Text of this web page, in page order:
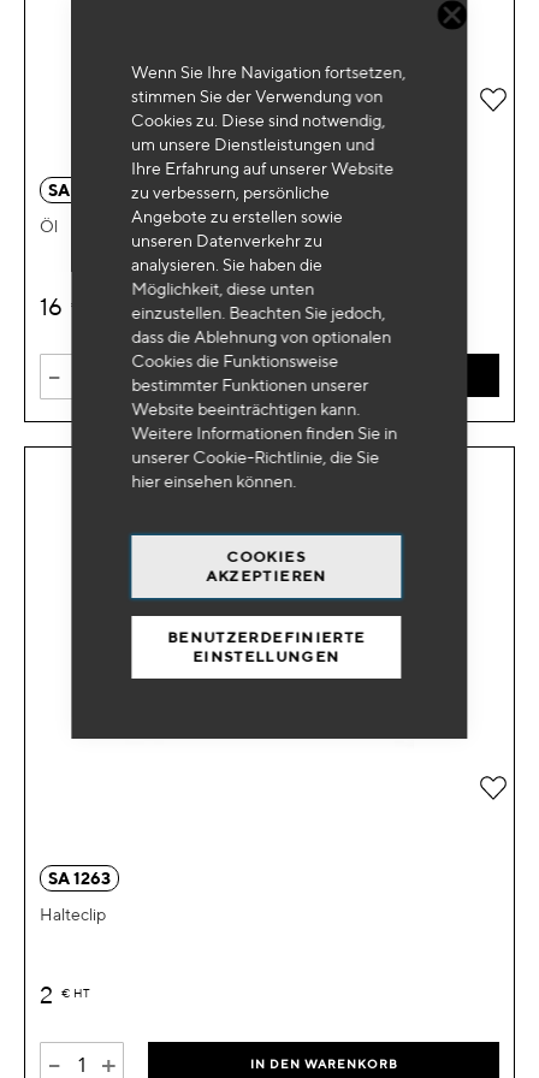
Wenn Sie Ihre Navigation fortsetzen,
stimmen Sie der Verwendung von
Cookies zu. Diese sind notwendig,
um unsere Dienstleistungen und
Ihre Erfahrung auf unserer Website
zu verbessern, persönliche
Angebote zu erstellen sowie
unseren Datenverkehr zu
analysieren. Sie haben die
Möglichkeit, diese unten
einzustellen. Beachten Sie jedoch,
dass die Ablehnung von optionalen
Cookies die Funktionsweise
bestimmter Funktionen unserer
Website beeinträchtigen kann.
Weitere Informationen finden Sie in
unserer Cookie-Richtlinie, die Sie
hiereinsehen können.
COOKIES
AKZEPTIEREN
BENUTZERDEFINIERTE
EINSTELLUNGEN
SA 6206
Öl
16 €
-
Zur
SA 1263
Halteclip
2 € HT
- + IN DEN WARENKORB
Zur